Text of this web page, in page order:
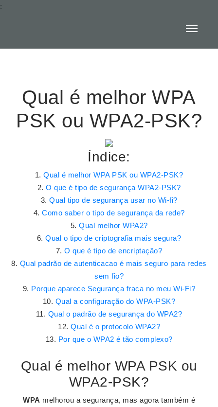
:
Qual é melhor WPA
PSK ou WPA2-PSK?
Índice:
Qual é melhor WPA PSK ou WPA2-PSK?
O que é tipo de segurança WPA2-PSK?
Qual tipo de segurança usar no Wi-fi?
Como saber o tipo de segurança da rede?
Qual melhor WPA2?
Qual o tipo de criptografia mais segura?
O que é tipo de encriptação?
Qual padrão de autenticacao é mais seguro para redes
sem fio?
Porque aparece Segurança fraca no meu Wi-Fi?
Qual a configuração do WPA-PSK?
Qual o padrão de segurança do WPA2?
Qual é o protocolo WPA2?
Por que o WPA2 é tão complexo?
Qual é melhor WPA PSK ou
WPA2-PSK?
WPA melhorou a segurança, mas agora também é